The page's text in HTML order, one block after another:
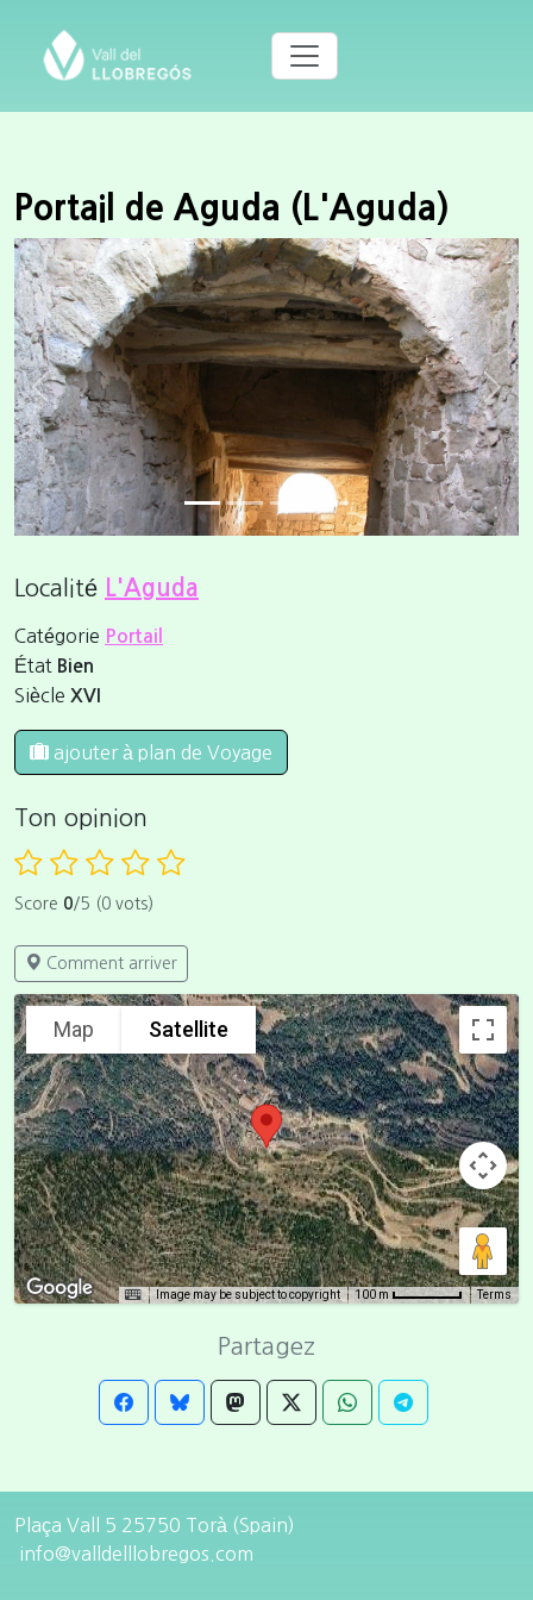
Portail de Aguda (L'Aguda)
Previous Next
Localité L'Aguda
Catégorie Portail
État Bien
Siècle XVI
ajouter à plan de Voyage
Ton opinion
Score 0/5 (0 vots)
Comment arriver
Map Satellite
Image may be subject to copyright 100 m Terms
Partagez
Plaça Vall 5 25750 Torà (Spain)
info@valldelllobregos.com